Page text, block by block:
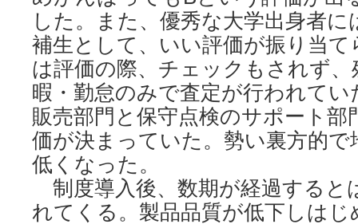
した。また、優秀な大学出身者
補生として、いい評価が振り当
は評価の際、チェックもされず、
暇・勤怠のみで査定が行われて
販売部門と保守点検のサポート
価が決まっていた。勢い裏方的で
低くなった。
制度導入後、数期が経過すると
れてくる。製品品質が低下しは